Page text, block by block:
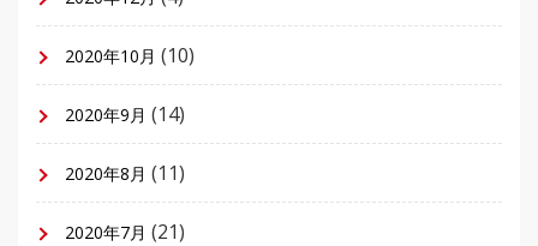
2020年10月 (10)
2020年9月 (14)
2020年8月 (11)
2020年7月 (21)